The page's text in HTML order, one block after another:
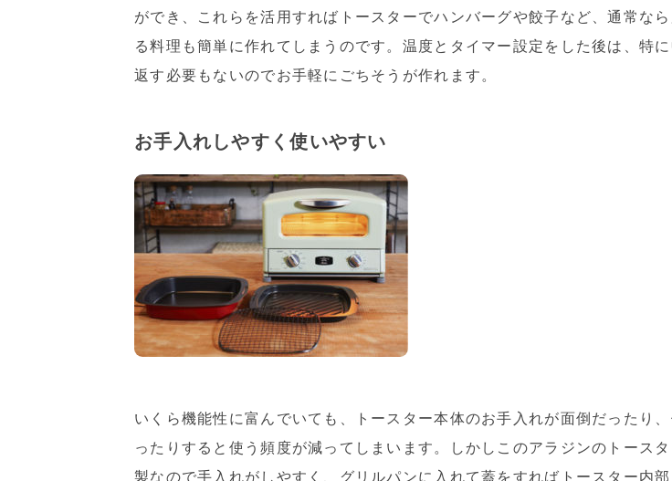
ができ、これらを活用すればトースターでハンバーグや餃子など、通常な
る料理も簡単に作れてしまうのです。温度とタイマー設定をした後は、特
返す必要もないのでお手軽にごちそうが作れます。
お手入れしやすく使いやすい
いくら機能性に富んでいても、トースター本体のお手入れが面倒だったり
ったりすると使う頻度が減ってしまいます。しかしこのアラジンのトース
製なので手入れがしやすく、グリルパンに入れて蓋をすればトースター内